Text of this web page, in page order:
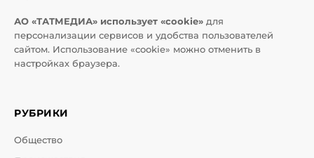
АО «ТАТМЕДИА» использует «cookie» для
персонализации сервисов и удобства пользователей
сайтом. Использование «cookie» можно отменить в
настройках браузера.
РУБРИКИ
Общество